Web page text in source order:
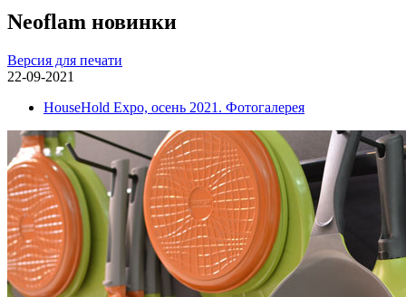
Neoflam новинки
Версия для печати
22-09-2021
HouseHold Expo, осень 2021. Фотогалерея